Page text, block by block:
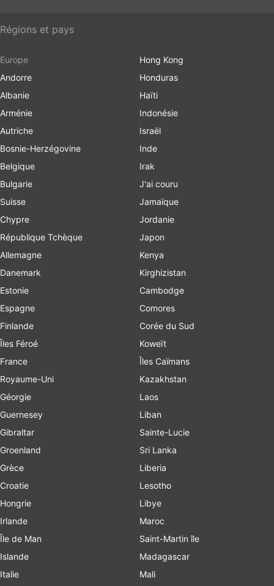
Régions et pays
Europe
Andorre
Albanie
Arménie
Autriche
Bosnie-Herzégovine
Belgique
Bulgarie
Suisse
Chypre
République Tchèque
Allemagne
Danemark
Estonie
Espagne
Finlande
Îles Féroé
France
Royaume-Uni
Géorgie
Guernesey
Gibraltar
Groenland
Grèce
Croatie
Hongrie
Irlande
Île de Man
Islande
Italie
Hong Kong
Honduras
Haïti
Indonésie
Israël
Inde
Irak
J'ai couru
Jamaïque
Jordanie
Japon
Kenya
Kirghizistan
Cambodge
Comores
Corée du Sud
Koweït
Îles Caïmans
Kazakhstan
Laos
Liban
Sainte-Lucie
Sri Lanka
Liberia
Lesotho
Libye
Maroc
Saint-Martin île
Madagascar
Mali